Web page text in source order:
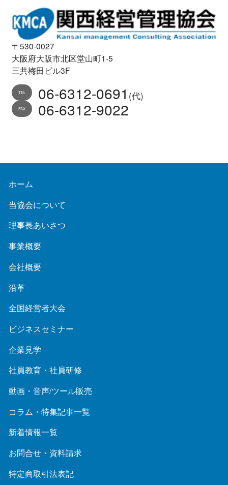
〒530-0027
大阪府大阪市北区堂山町1-5
三共梅田ビル3F
TEL 06-6312-0691 (代)
FAX 06-6312-9022
ホーム
当協会について
理事長あいさつ
事業概要
会社概要
沿革
全国経営者大会
ビジネスセミナー
企業見学
社員教育・社員研修
動画・音声/ツール販売
コラム・特集記事一覧
新着情報一覧
お問合せ・資料請求
特定商取引法表記